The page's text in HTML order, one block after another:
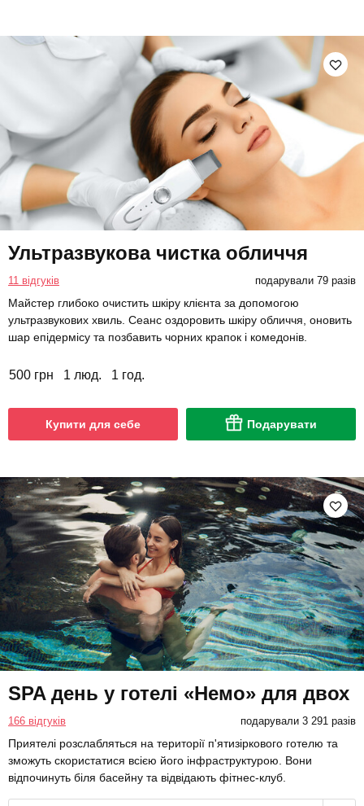
Ультразвукова чистка обличчя
11 відгуків подарували 79 разів
Майстер глибоко очистить шкіру клієнта за допомогою
ультразвукових хвиль. Сеанс оздоровить шкіру обличчя, оновить
шар епідермісу та позбавить чорних крапок і комедонів.
500 грн 1 люд. 1 год.
Купити для себе Подарувати
SPA день у готелі «Немо» для двох
166 відгуків подарували 3 291 разів
Приятелі розслабляться на території п'ятизіркового готелю та
зможуть скористатися всією його інфраструктурою. Вони
відпочинуть біля басейну та відвідають фітнес-клуб.